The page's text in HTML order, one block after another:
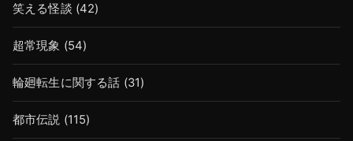
笑える怪談 (42)
超常現象 (54)
輪廻転生に関する話 (31)
都市伝説 (115)